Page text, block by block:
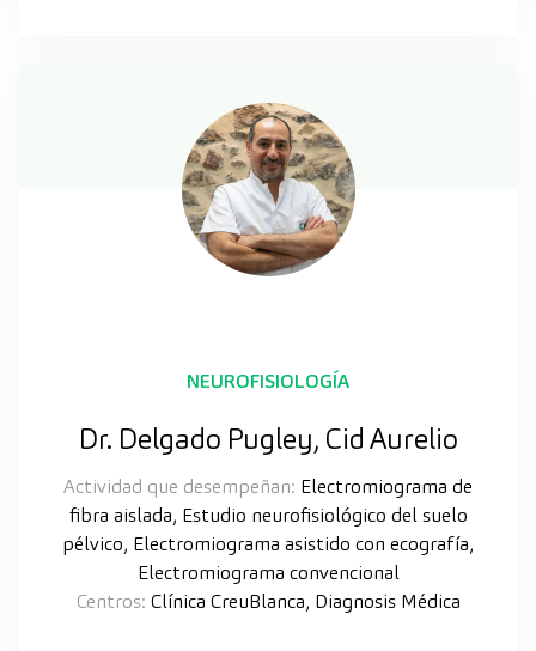
NEUROFISIOLOGÍA
Dr. Delgado Pugley, Cid Aurelio
Actividad que desempeñan: Electromiograma de
fibra aislada, Estudio neurofisiológico del suelo
pélvico, Electromiograma asistido con ecografía,
Electromiograma convencional
Centros: Clínica CreuBlanca, Diagnosis Médica